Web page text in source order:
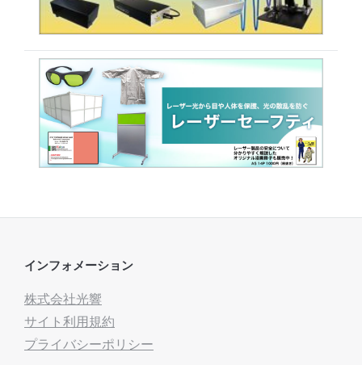
インフォメーション
株式会社光響
サイト利用規約
プライバシーポリシー